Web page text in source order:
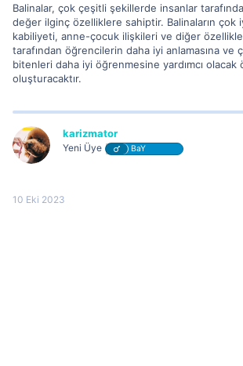
Balinalar, çok çeşitli şekillerde insanlar
değer ilginç özelliklere sahiptir. Balinaların çok
kabiliyeti, anne-çocuk ilişkileri ve diğer
tarafından öğrencilerin daha iyi anlamasına ve
bitenleri daha iyi öğrenmesine yardımcı olacak
oluşturacaktır.
karizmator
Yeni Üye BaY
10 Eki 2023